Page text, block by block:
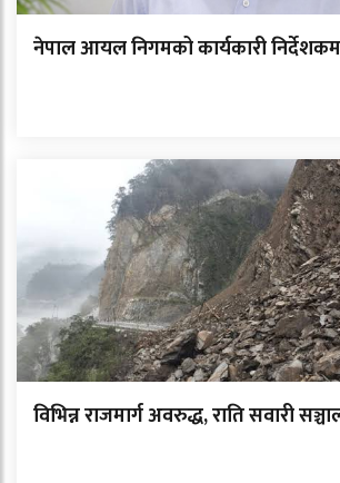
नेपाल आयल निगमको कार्यकारी
विभिन्न राजमार्ग अवरुद्ध, राति सवारी